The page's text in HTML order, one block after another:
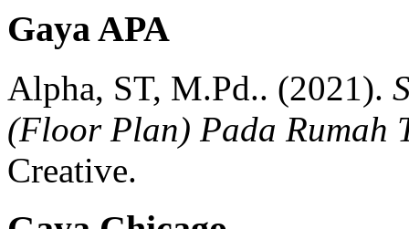
Gaya APA
Alpha, ST, M.Pd.. (2021).
(Floor Plan) Pada Rumah
Creative.